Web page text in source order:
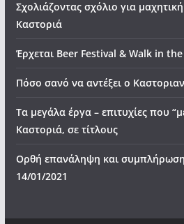
Σχολιάζοντας σχόλιο για
Καστοριά
Έρχεται Beer Festival & Walk in
Πόσο σανό να αντέξει ο
Τα μεγάλα έργα – επιτυχίες που
Καστοριά, σε τίτλους
Ορθή επανάληψη και
14/01/2021